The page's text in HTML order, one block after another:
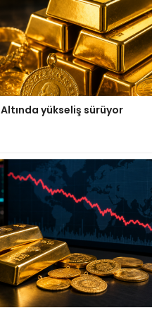
Altında yükseliş sürüyor